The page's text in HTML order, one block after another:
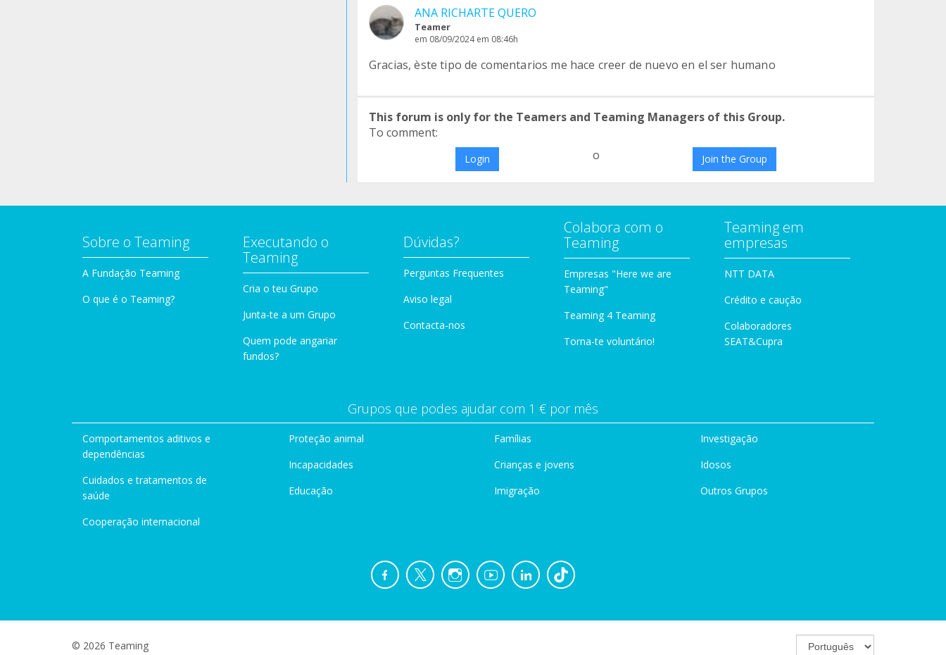
ANA RICHARTE QUERO
Teamer
em 08/09/2024 em 08:46h
Gracias, èste tipo de comentarios me hace creer de nuevo en el ser humano
This forum is only for the Teamers and Teaming Managers of this Group.
To comment:
Login o Join the Group
Sobre o Teaming
A Fundação Teaming
O que é o Teaming?
Executando o
Teaming
Cria o teu Grupo
Junta-te a um Grupo
Quem pode angariar
fundos?
Dúvidas?
Perguntas Frequentes
Aviso legal
Contacta-nos
Colabora com o
Teaming
Empresas "Here we are
Teaming"
Teaming 4 Teaming
Torna-te voluntário!
Teaming em
empresas
NTT DATA
Crédito e caução
Colaboradores
SEAT&Cupra
Grupos que podes ajudar com 1 € por mês
Comportamentos aditivos e
dependências
Cuidados e tratamentos de
saúde
Cooperação internacional
Proteção animal
Incapacidades
Educação
Famílias
Crianças e jovens
Imigração
Investigação
Idosos
Outros Grupos
© 2026 Teaming